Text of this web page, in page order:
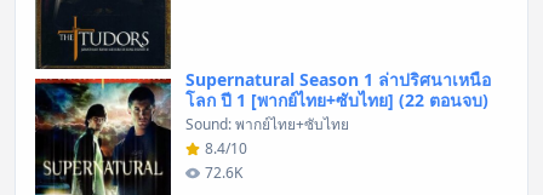
Supernatural Season 1 ล่าปริศนาเหนือ
โลก ปี 1 [พากย์ไทย+ซับไทย] (22 ตอนจบ)
Sound: พากย์ไทย+ซับไทย
8.4/10
72.6K